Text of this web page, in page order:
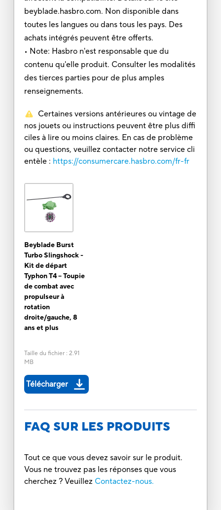
beyblade.hasbro.com. Non disponible dans
toutes les langues ou dans tous les pays. Des
achats intégrés peuvent être offerts.
• Note: Hasbro n'est responsable que du
contenu qu'elle produit. Consulter les modalités
des tierces parties pour de plus amples
renseignements.
Certaines versions antérieures ou vintage de
nos jouets ou instructions peuvent être plus diffi
ciles à lire ou moins claires. En cas de problème
ou questions, veuillez contacter notre service cli
entèle : https://consumercare.hasbro.com/fr-fr
Beyblade Burst
Turbo Slingshock -
Kit de départ
Typhon T4 – Toupie
de combat avec
propulseur à
rotation
droite/gauche, 8
ans et plus
Taille du fichier: 2.91
MB
Télécharger
FAQ SUR LES PRODUITS
Tout ce que vous devez savoir sur le produit.
Vous ne trouvez pas les réponses que vous
cherchez ? Veuillez Contactez-nous.